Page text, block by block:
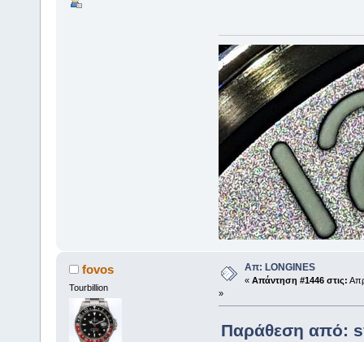
fovos
Tourbillion
Απ: LONGINES
« Απάντηση #1446 στις:
»
Παράθεση από: